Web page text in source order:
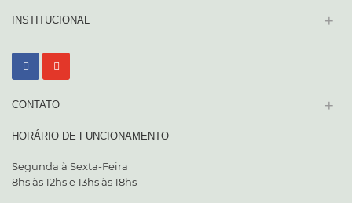
INSTITUCIONAL +
CONTATO +
HORÁRIO DE FUNCIONAMENTO
Segunda à Sexta-Feira
8hs às 12hs e 13hs às 18hs